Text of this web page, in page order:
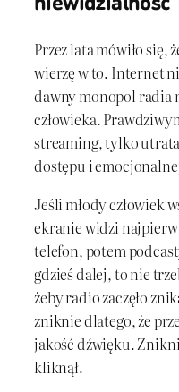
Przez lata mówiło
wierzę w to. Internet
dawny monopol radia
człowieka.
streaming, tylko
dostępu i
Jeśli młody człowiek
ekranie widzi
telefon, potem
gdzieś dalej, to nie
żeby radio zaczęło
zniknie dlatego, że
jakość dźwięku.
kliknął.